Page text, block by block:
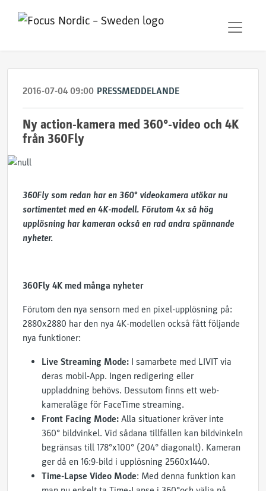
2016-07-04 09:00 PRESSMEDDELANDE
Ny action-kamera med 360°-video och 4K
från 360Fly
360Fly som redan har en 360° videokamera utökar nu
sortimentet med en 4K-modell. Förutom 4x så hög
upplösning har kameran också en rad andra spännande
nyheter.
360Fly 4K med många nyheter
Förutom den nya sensorn med en pixel-upplösning på:
2880x2880 har den nya 4K-modellen också fått följande
nya funktioner:
Live Streaming Mode: I samarbete med LIVIT via
deras mobil-App. Ingen redigering eller
uppladdning behövs. Dessutom finns ett web-
kameraläge för FaceTime streaming.
Front Facing Mode: Alla situationer kräver inte
360° bildvinkel. Vid sådana tillfällen kan bildvinkeln
begränsas till 178°x100° (204° diagonalt). Kameran
ger då en 16:9-bild i upplösning 2560x1440.
Time-Lapse Video Mode: Med denna funktion kan